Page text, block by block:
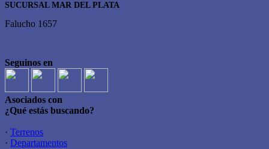
SUCURSAL MAR DEL PLATA
Falucho 1657
Seguinos en
Asociados con
¿Qué estás buscando?
· Terrenos
· Departamentos